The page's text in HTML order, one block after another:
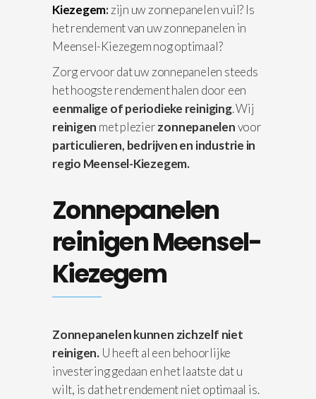
Kiezegem:zijn uw zonnepanelen vuil? Is
het rendement van uw zonnepanelen in
Meensel-Kiezegem nog optimaal?
Zorg ervoor dat uw zonnepanelen steeds
het hoogste rendement halen door een
eenmalige of periodieke reiniging. Wij
reinigen met plezierzonnepanelenvoor
particulieren, bedrijven en industrie in
regio Meensel-Kiezegem.
Zonnepanelen
reinigen Meensel-
Kiezegem
Zonnepanelen kunnen zichzelf niet
reinigen. U heeft al een behoorlijke
investering gedaan en het laatste dat u
wilt, is dat het rendement niet optimaal is.